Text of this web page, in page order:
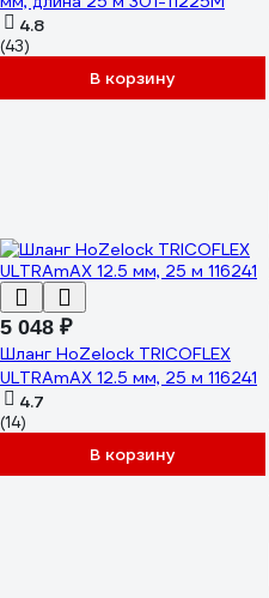
4.8
(43)
В корзину
5 048 ₽
Шланг HoZelock TRICOFLEX
ULTRAmAX 12.5 мм, 25 м 116241
4.7
(14)
В корзину